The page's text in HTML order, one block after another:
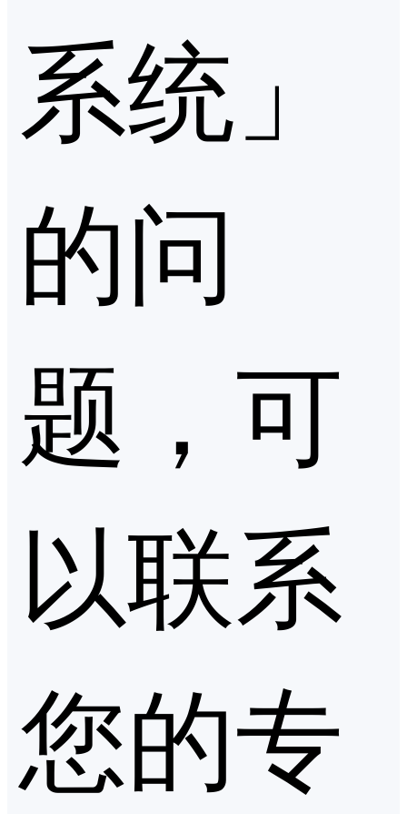
系统」
的问
题，可
以联系
您的专